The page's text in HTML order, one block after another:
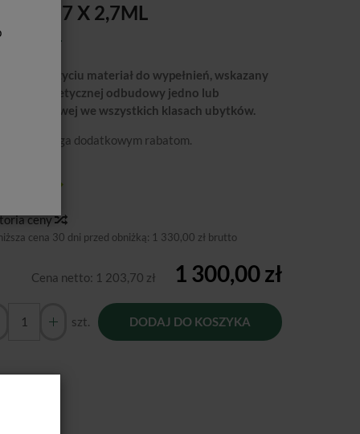
7 X 2,7ML
w użyciu materiał do wypełnień, wskazany
odbudowy jedno lub
we wszystkich klasach ubytków.
nie podlega dodatkowym rabatom.
ceny
cena 30 dni przed obniżką: 1 330,00 zł brutto
Cena netto: 1 203,70 zł 1 300,00 zł
szt. DODAJ DO KOSZYKA